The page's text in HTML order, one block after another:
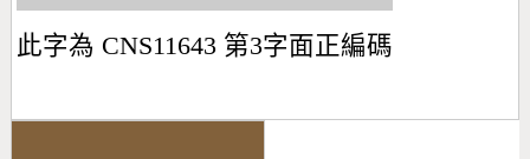
此字為 CNS11643 第3字面正編碼